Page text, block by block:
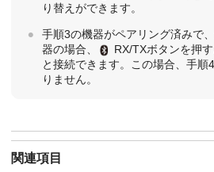
り替えができます。
手順3の機器がペアリング済みで
器の場合、
RX/TXボタンを押
と接続できます。この場合、手順
りません。
関連項目